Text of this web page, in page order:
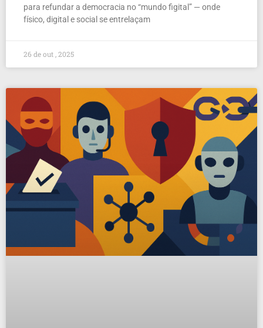
para refundar a democracia no “mundo figital” — onde
físico, digital e social se entrelaçam
26 de out , 2025